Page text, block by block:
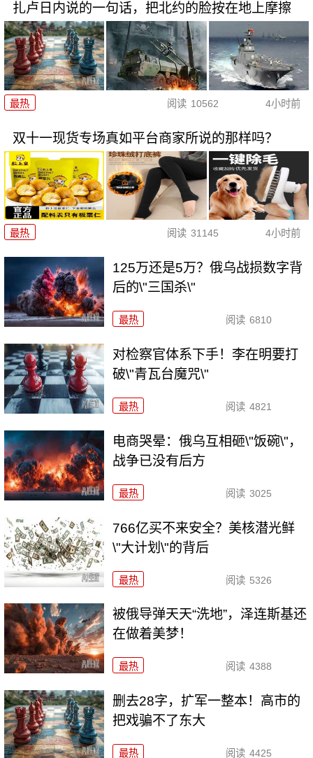
扎卢日内说的一句话，把北约的脸按在地上摩擦
最热 阅读 10562 4小时前
双十一现货专场真如平台商家所说的那样吗？
最热 阅读 31145 4小时前
125万还是5万？俄乌战损数字背
后的\"三国杀\"
最热 阅读 6810
对检察官体系下手！李在明要打
破\"青瓦台魔咒\"
最热 阅读 4821
电商哭晕：俄乌互相砸\"饭碗\"，
战争已没有后方
最热 阅读 3025
766亿买不来安全？美核潜光鲜
\"大计划\"的背后
最热 阅读 5326
被俄导弹天天“洗地”，泽连斯基还
在做着美梦！
最热 阅读 4388
删去28字，扩军一整本！高市的
把戏骗不了东大
最热 阅读 4425